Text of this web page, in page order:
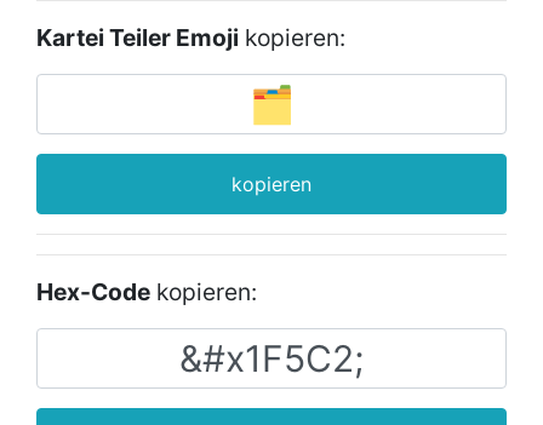
Kartei Teiler Emoji kopieren:
kopieren
Hex-Code kopieren: